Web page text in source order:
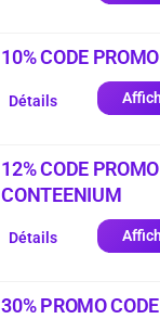
10% CODE
Détails
12% CODE PROMO
CONTEENIUM
Détails
30% PROMO